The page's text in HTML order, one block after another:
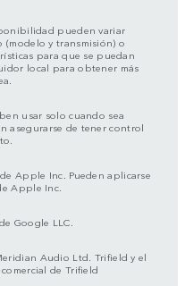
pueden variar
(modelo y transmisión) o
para que se puedan
local para obtener más
usar solo cuando sea
asegurarse de tener control
Apple Inc. Pueden aplicarse
Apple Inc.
Google LLC.
Audio Ltd. Trifield y el
de Trifield